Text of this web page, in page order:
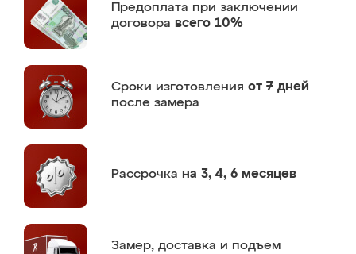
Предоплата при заключении
договора всего 10%
Сроки изготовления от 7 дней
после замера
Рассрочка на 3, 4, 6 месяцев
Замер, доставка и подъем